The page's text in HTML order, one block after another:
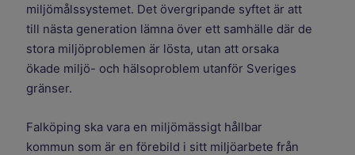
miljömålssystemet. Det övergripande syftet är att
till nästa generation lämna över ett samhälle där de
stora miljöproblemen är lösta, utan att orsaka
ökade miljö- och hälsoproblem utanför Sveriges
gränser.
Falköping ska vara en miljömässigt hållbar
kommun som är en förebild i sitt miljöarbete från